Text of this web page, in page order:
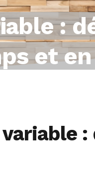
:
et
variable